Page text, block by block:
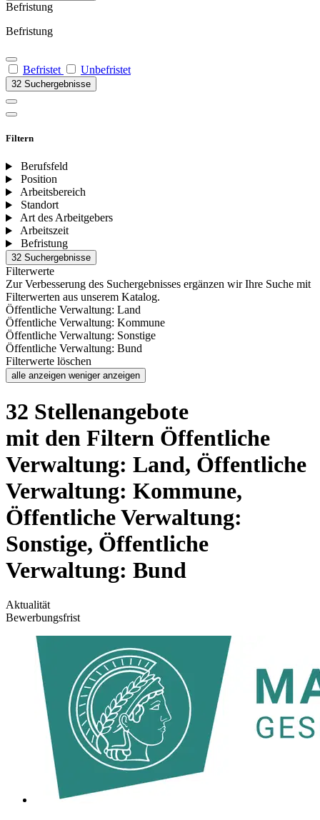
Befristung
Befristung
Befristet Unbefristet
32 Suchergebnisse
Filtern
Berufsfeld
Position
Arbeitsbereich
Standort
Art des Arbeitgebers
Arbeitszeit
Befristung
32 Suchergebnisse
Filterwerte
Zur Verbesserung des Suchergebnisses ergänzen wir Ihre Suche mit
Filterwerten aus unserem Katalog.
Öffentliche Verwaltung: Land
Öffentliche Verwaltung: Kommune
Öffentliche Verwaltung: Sonstige
Öffentliche Verwaltung: Bund
Filterwerte löschen
alle anzeigen weniger anzeigen
32 Stellenangebote
mit den Filtern Öffentliche
Verwaltung: Land, Öffentliche
Verwaltung: Kommune,
Öffentliche Verwaltung:
Sonstige, Öffentliche
Verwaltung: Bund
Aktualität
Bewerbungsfrist